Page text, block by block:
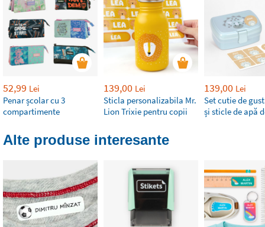
52,99 Lei
Penar școlar cu 3
compartimente
139,00 Lei
Sticla personalizabila Mr.
Lion Trixie pentru copii
139,00 Lei
Set cutie de
și sticle de apă
Alte produse interesante